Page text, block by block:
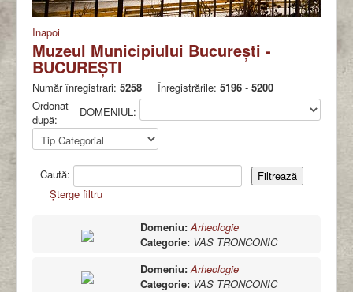
Inapoi
Muzeul Municipiului Bucureşti -
BUCUREŞTI
Număr înregistrari: 5258 Înregistrările: 5196 - 5200
DOMENIUL:
Ordonat
după:
Caută:
Șterge filtru
Domeniu:Arheologie
Categorie: VAS TRONCONIC
Domeniu:Arheologie
Categorie: VAS TRONCONIC